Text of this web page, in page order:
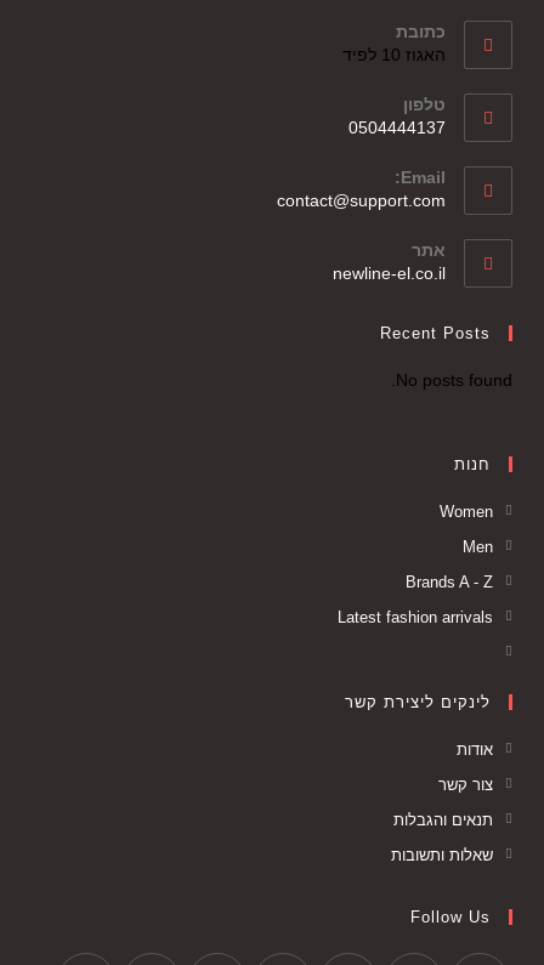
כתובת
האגוז 10 לפיד
טלפון
0504444137
Email:
contact@support.com
אתר
newline-el.co.il
Recent Posts
No posts found.
חנות
Women
Men
Brands A - Z
Latest fashion arrivals
לינקים ליצירת קשר
אודות
צור קשר
תנאים והגבלות
שאלות ותשובות
Follow Us